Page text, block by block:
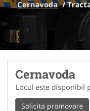
Cernavoda /
Cernavoda
Locul este disponibil
Solicita promovare